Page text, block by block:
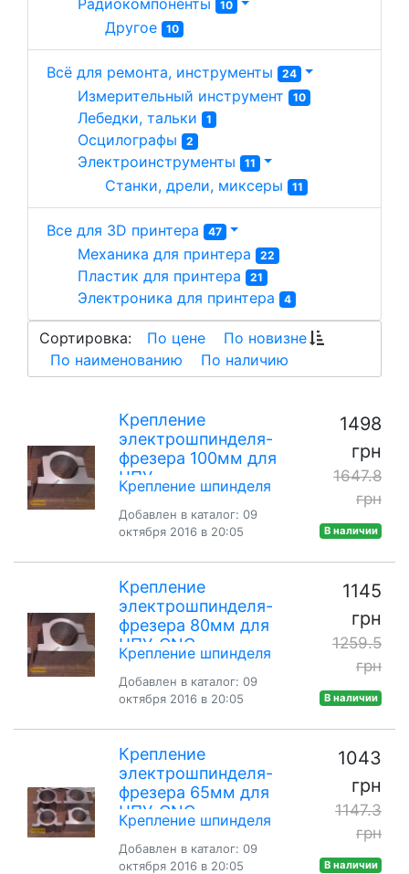
10
Другое 10
Всё для ремонта, инструменты 24
Измерительный инструмент 10
Лебедки, тальки 1
Осцилографы 2
Электроинструменты 11
Станки, дрели, миксеры 11
Все для 3D принтера 47
Механика для принтера 22
Пластик для принтера 21
Электроника для принтера 4
Сортировка: По цене
По новизне
По наименованию
По наличию
Крепление
электрошпинделя-
фрезера 100мм для
ЧПУ
Крепление шпинделя
Добавлен в каталог: 09
октября 2016 в 20:05
1498
грн
1647.8
грн
В наличии
Крепление
электрошпинделя-
фрезера 80мм для
ЧПУ-CNC
Крепление шпинделя
Добавлен в каталог: 09
октября 2016 в 20:05
1145
грн
1259.5
грн
В наличии
Крепление
электрошпинделя-
фрезера 65мм для
ЧПУ-CNC
Крепление шпинделя
Добавлен в каталог: 09
октября 2016 в 20:05
1043
грн
1147.3
грн
В наличии